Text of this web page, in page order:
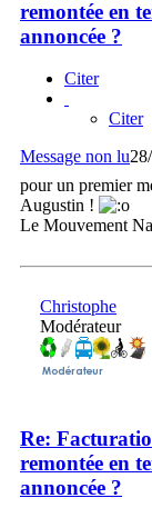
remontée en
annoncée ?
Citer
Citer
Message non lu
pour un premier
Augustin !
Le Mouvement
Christophe
Modérateur
Re:
remontée en
annoncée ?